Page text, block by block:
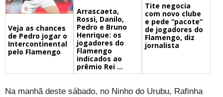
Veja as chances
de Pedro jogar o
Intercontinental
pelo Flamengo
Arrascaeta,
Rossi, Danilo,
Pedro e Bruno
Henrique: os
jogadores do
Flamengo
indicados ao
prêmio Rei ...
Tite negocia
com novo clube
e pede “pacote”
de jogadores do
Flamengo, diz
jornalista
Na manhã deste sábado, no Ninho do Urubu, Rafinha